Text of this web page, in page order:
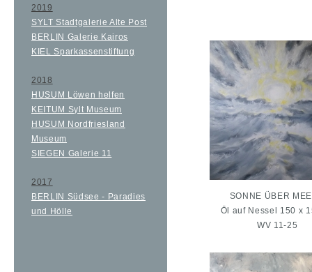
2019
SYLT Stadtgalerie Alte Post
BERLIN Galerie Kairos
KIEL Sparkassenstiftung
2018
HUSUM Löwen helfen
KEITUM Sylt Museum
HUSUM Nordfriesland
Museum
SIEGEN Galerie 11
2017
BERLIN Südsee - Paradies
und Hölle
SONNE ÜBER
Öl auf Nessel 150 x
WV 11-25